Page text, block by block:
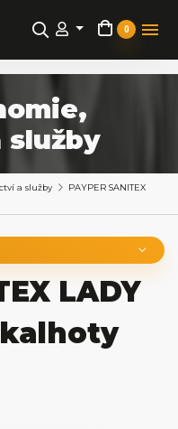
0
služby
a služby
PAYPER SANITEX
LADY